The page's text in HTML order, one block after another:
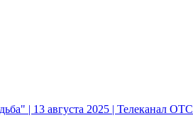
| 13 августа 2025 | Телеканал ОТС